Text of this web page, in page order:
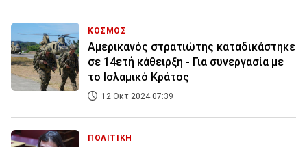
ΚΟΣΜΟΣ
Αμερικανός στρατιώτης καταδικάστηκε
σε 14ετή κάθειρξη - Για συνεργασία με
το Ισλαμικό Κράτος
12 Οκτ 2024 07:39
ΠΟΛΙΤΙΚΗ